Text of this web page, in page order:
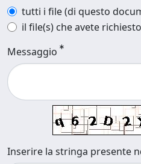
tutti i file (di questo
il file(s) che avete richiesto
Messaggio
Inserire la stringa presente